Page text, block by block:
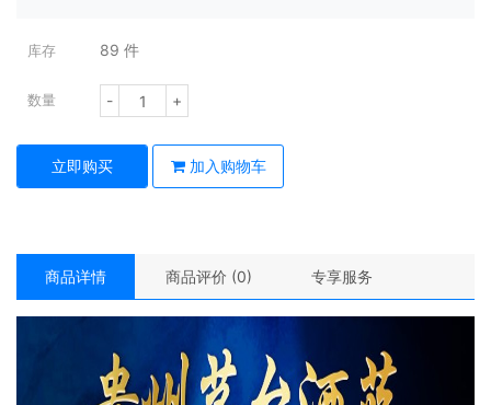
库存 89 件
数量 - +
立即购买 加入购物车
商品详情 商品评价 (0) 专享服务